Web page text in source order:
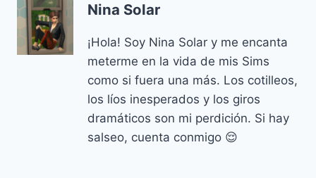
Nina Solar
¡Hola! Soy Nina Solar y me encanta
meterme en la vida de mis Sims
como si fuera una más. Los cotilleos,
los líos inesperados y los giros
dramáticos son mi perdición. Si hay
salseo, cuenta conmigo 😌